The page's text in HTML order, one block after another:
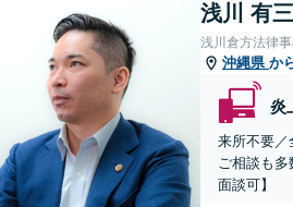
浅川 有三
浅川倉方法律
沖縄県 か
炎
来所不要／
ご相談も
面談可】